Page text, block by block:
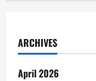
ARCHIVES
April 2026